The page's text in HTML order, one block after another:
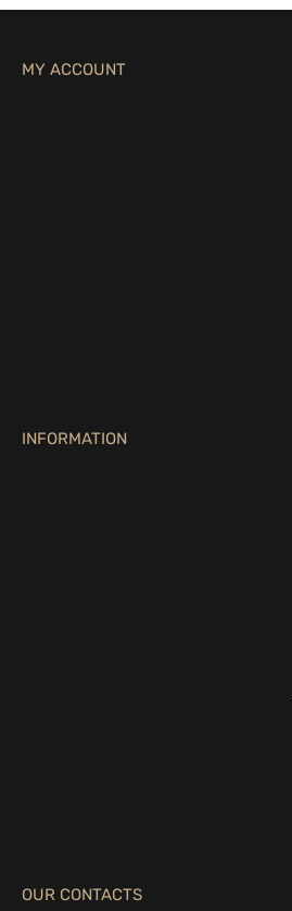
MY ACCOUNT
INFORMATION
OUR CONTACTS